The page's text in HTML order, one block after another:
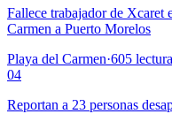
Fallece trabajador de Xcaret
Carmen a Puerto Morelos
Playa del Carmen·605
04
Reportan a 23 personas